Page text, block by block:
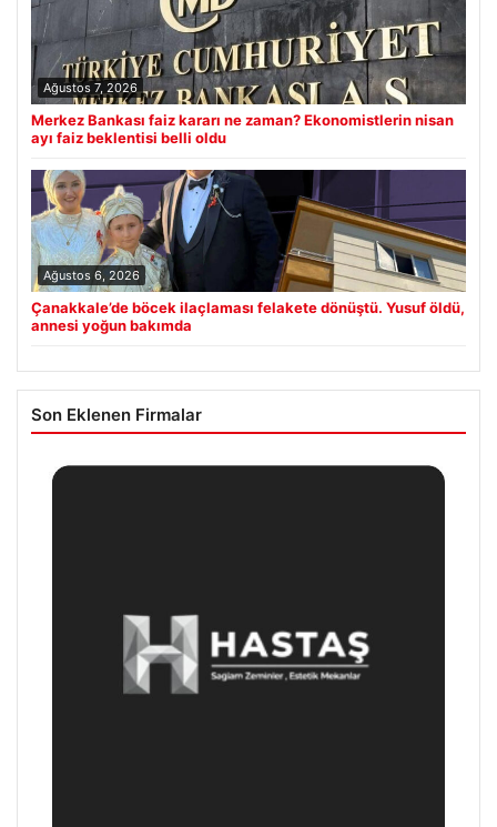
Ağustos 7, 2026
Merkez Bankası faiz kararı ne zaman? Ekonomistlerin nisan
ayı faiz beklentisi belli oldu
Ağustos 6, 2026
Çanakkale’de böcek ilaçlaması felakete dönüştü. Yusuf öldü,
annesi yoğun bakımda
Son Eklenen Firmalar